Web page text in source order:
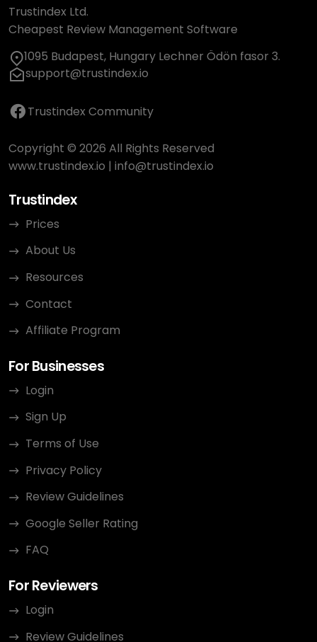
Trustindex Ltd.
Cheapest Review Management Software
1095 Budapest, Hungary Lechner Ödön fasor 3.
support@trustindex.io
Trustindex Community
Copyright © 2026 All Rights Reserved
www.trustindex.io | info@trustindex.io
Trustindex
Prices
About Us
Resources
Contact
Affiliate Program
For Businesses
Login
Sign Up
Terms of Use
Privacy Policy
Review Guidelines
Google Seller Rating
FAQ
For Reviewers
Login
Review Guidelines